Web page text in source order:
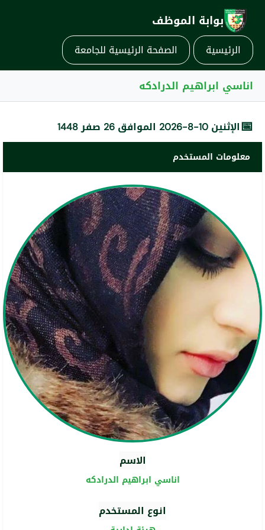
بوابة الموظف
الرئيسية الصفحة الرئيسية للجامعة
اناسي ابراهيم الدرادكه
📅الإثنين 10-8-2026 الموافق 26 صفر 1448
معلومات المستخدم
الاسم
اناسي ابراهيم الدرادكه
انوع المستخدم